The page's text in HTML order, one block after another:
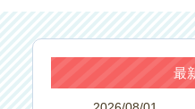
最